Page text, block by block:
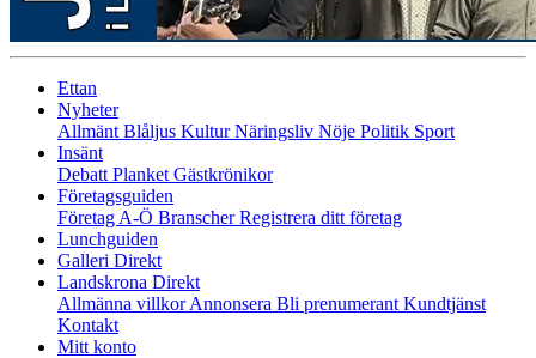
Ettan
Nyheter
Allmänt Blåljus KulturNäringsliv Nöje Politik Sport
Insänt
Debatt Planket Gästkrönikor
Företagsguiden
Företag A-Ö BranscherRegistrera ditt företag
Lunchguiden
Galleri Direkt
Landskrona Direkt
Allmänna villkorAnnonsera Bli prenumerant Kundtjänst
Kontakt
Mitt konto